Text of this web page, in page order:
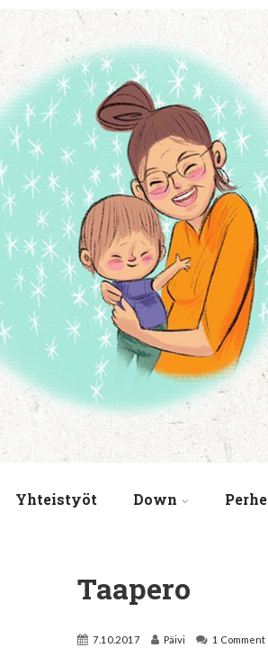
Yhteistyöt Down Perhe
Taapero
7.10.2017 Päivi 1 Comment